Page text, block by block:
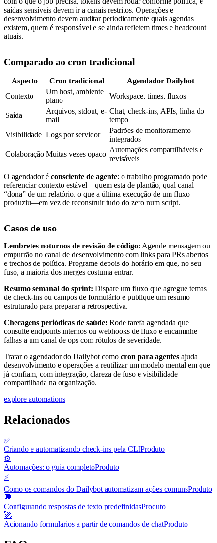
saídas sensíveis devem ir a canais restritos. Operações e
desenvolvimento devem auditar periodicamente quais agendas
existem, quem é responsável e se ainda refletem times e headcount
atuais.
Comparado ao cron tradicional
Aspecto Cron tradicional
Agendador Dailybot
Contexto
Um host, ambiente
plano
Workspace, times, fluxos
Saída
Arquivos, stdout, e-
mail
Chat, check-ins, APIs, linha do
tempo
Visibilidade Logs por servidor
Padrões de monitoramento
integrados
Colaboração Muitas vezes opaco
Automações compartilháveis e
revisáveis
O agendador é consciente de agente: o trabalho programado pode
referenciar contexto estável—quem está de plantão, qual canal
“dona” de um relatório, o que a última execução de um fluxo
produziu—em vez de reconstruir tudo do zero num script.
Casos de uso
Lembretes noturnos de revisão de código: Agende mensagem ou
empurrão no canal de desenvolvimento com links para PRs abertos
e trechos de política. Programe depois do horário em que, no seu
fuso, a maioria dos merges costuma entrar.
Resumo semanal do sprint: Dispare um fluxo que agregue temas
de check-ins ou campos de formulário e publique um resumo
estruturado para preparar a retrospectiva.
Checagens periódicas de saúde: Rode tarefa agendada que
consulte endpoints internos ou webhooks de fluxo e encaminhe
falhas a um canal de ops com rótulos de severidade.
Tratar o agendador do Dailybot como cron para agentes ajuda
desenvolvimento e operações a reutilizar um modelo mental em que
já confiam, com integração, clareza de fuso e visibilidade
compartilhada na organização.
explore automations
Relacionados
✅
Criando e automatizando check-ins pela CLIProduto
⚙️
Automações: o guia completoProduto
⚡
Como os comandos do Dailybot automatizam ações comunsProduto
💬
Configurando respostas de texto predefinidasProduto
🚀
Acionando formulários a partir de comandos de chatProduto